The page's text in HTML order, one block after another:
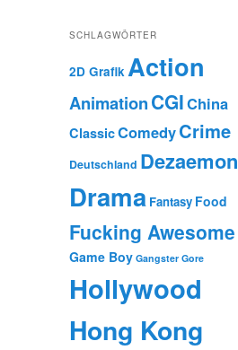
SCHLAGWÖRTER
2D GrafikAction
AnimationCGIChina
ClassicComedyCrime
Deutschland Dezaemon
Drama Fantasy Food
Fucking Awesome
Game Boy Gangster Gore
Hollywood
Hong Kong